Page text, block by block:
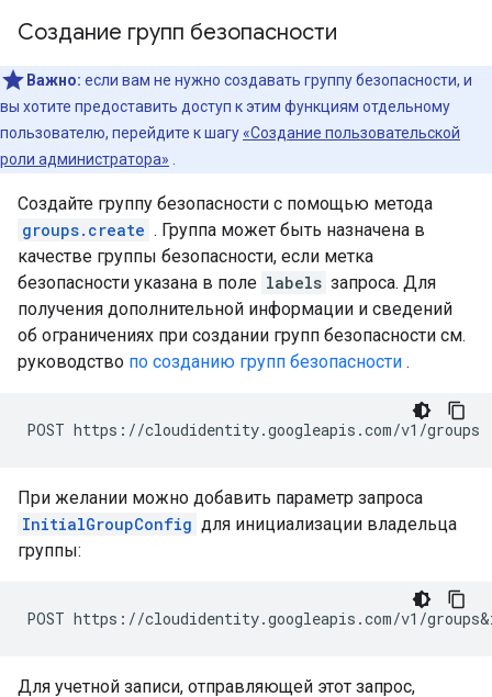
Создание групп безопасности
Важно: если вам не нужно создавать группу безопасности, и
вы хотите предоставить доступ к этим функциям отдельному
пользователю, перейдите к шагу «Создание пользовательской
роли администратора»
Создайте группу безопасности с помощью метода
groups.create . Группа может быть назначена в
качестве группы безопасности, если метка
безопасности указана в поле labels запроса. Для
получения дополнительной информации и сведений
об ограничениях при создании групп безопасности см.
руководство по созданию групп безопасности .
При желании можно добавить параметр запроса
InitialGroupConfig для инициализации владельца
группы:
Для учетной записи, отправляющей этот запрос,